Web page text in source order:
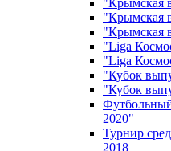
"Крымская
"Крымская
"Крымская
"Liga
"Liga
"Кубок
"Кубок
2020"
Турнир
2018